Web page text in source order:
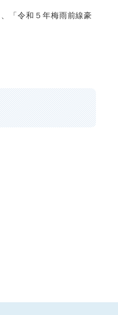
「令和５年梅雨前線豪